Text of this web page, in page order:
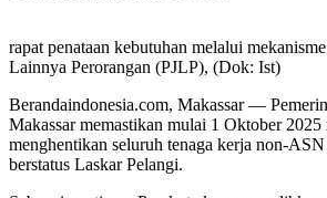
rapat penataan kebutuhan melalui
Lainnya Perorangan (PJLP), (Dok: Ist)
Berandaindonesia.com, Makassar —
Makassar memastikan mulai 1 Oktober 2025
menghentikan seluruh tenaga kerja non-
berstatus Laskar Pelangi.